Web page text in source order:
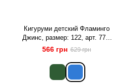
Кигуруми детский Фламинго
Джинс, размер: 122, арт. 779-
909
566 грн 629 грн